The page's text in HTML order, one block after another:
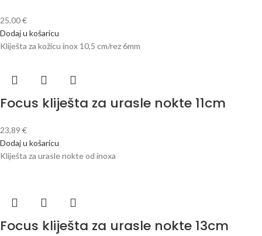
25,00€
Dodaj u košaricu
Kliješta za kožicu inox 10,5 cm/rez 6mm
Focus kliješta za urasle nokte 11cm
23,89 €
Dodaj u košaricu
Kliješta za urasle nokte od inoxa
Focus kliješta za urasle nokte 13cm